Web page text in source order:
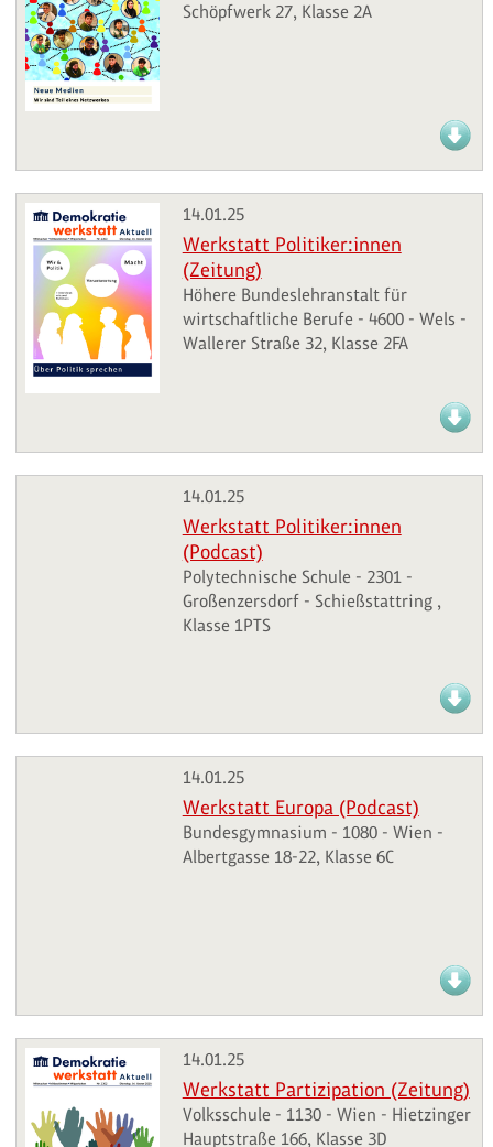
Schöpfwerk 27, Klasse 2A
14.01.25
Werkstatt Politiker:innen
(Zeitung)
Höhere Bundeslehranstalt für
wirtschaftliche Berufe - 4600 - Wels -
Wallerer Straße 32, Klasse 2FA
14.01.25
Werkstatt Politiker:innen
(Podcast)
Polytechnische Schule - 2301 -
Großenzersdorf - Schießstattring ,
Klasse 1PTS
14.01.25
Werkstatt Europa (Podcast)
Bundesgymnasium - 1080 - Wien -
Albertgasse 18-22, Klasse 6C
14.01.25
Werkstatt Partizipation (Zeitung)
Volksschule - 1130 - Wien - Hietzinger
Hauptstraße 166, Klasse 3D